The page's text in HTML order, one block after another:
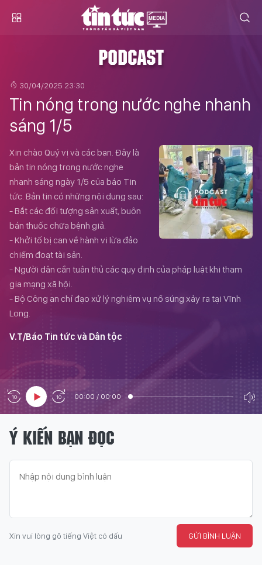
PODCAST
30/04/2025 23:30
Tin nóng trong nước nghe nhanh
sáng 1/5
Xin chào Quý vị và các bạn. Đây là
bản tin nóng trong nước nghe
nhanh sáng ngày 1/5 của báo Tin
tức. Bản tin có những nội dung sau:
- Bắt các đối tượng sản xuất, buôn
bán thuốc chữa bệnh giả.
- Khởi tố bị can về hành vi lừa đảo
chiếm đoạt tài sản.
- Người dân cần tuân thủ các quy định của pháp luật khi tham
gia mạng xã hội.
- Bộ Công an chỉ đạo xử lý nghiêm vụ nổ súng xảy ra tại Vĩnh
Long.
V.T/Báo Tin tức và Dân tộc
00:00 / 00:00
Ý KIẾN BẠN ĐỌC
Xin vui lòng gõ tiếng Việt có dấu GỬI BÌNH LUẬN